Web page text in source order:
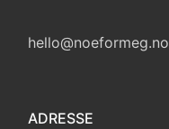
hello@noeformeg.no
ADRESSE